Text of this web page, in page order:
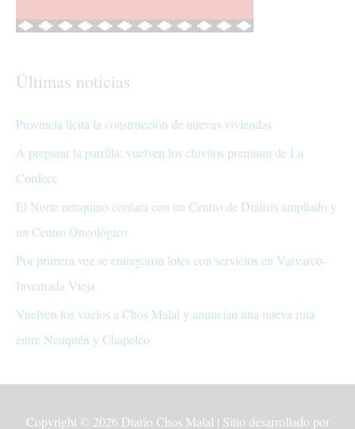
Últimas noticias
Provincia licita la construcción de nuevas viviendas
A preparar la parrilla: vuelven los chivitos premium de La
Cordecc
El Norte neuquino contará con un Centro de Diálisis ampliado y
un Centro Oncológico
Por primera vez se entregaron lotes con servicios en Varvarco-
Invernada Vieja
Vuelven los vuelos a Chos Malal y anuncian una nueva ruta
entre Neuquén y Chapelco
Copyright © 2026 Diario Chos Malal | Sitio desarrollado por